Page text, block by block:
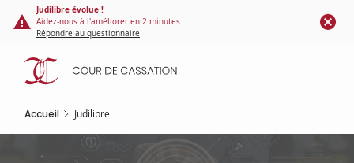
Panneau de gestion des cookies
contenu
principal
Judilibre évolue !
Aidez-nous à l'améliorer en 2 minutes
Répondre au questionnaire
Accueil Judilibre